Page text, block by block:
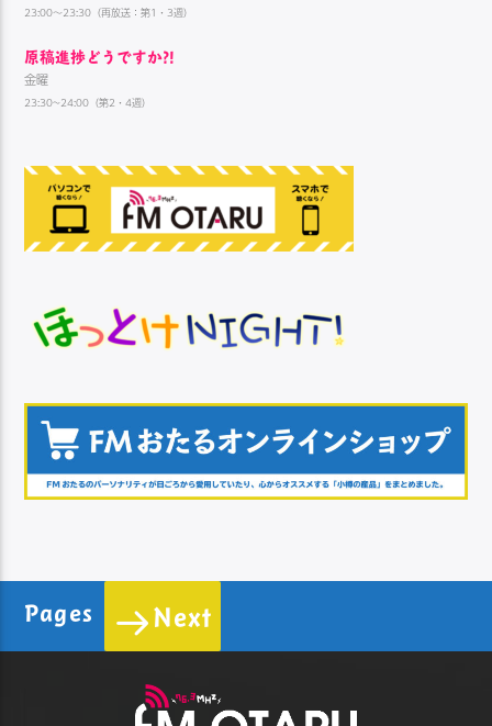
23:00～23:30（再放送：第1・3週）
原稿進捗どうですか?!
金曜
23:30~24:00（第2・4週）
Pages Next